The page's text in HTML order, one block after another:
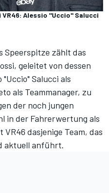
Alessio "Uccio" Salucci
Speerspitze zählt das
geleitet von dessen
Salucci als
als Teammanager, zu
der noch jungen
in der Fahrerwertung als
VR46 dasjenige Team, das
aktuell anführt.